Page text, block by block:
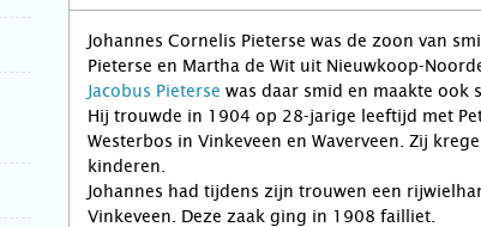
Johannes Cornelis Pieterse was de zoon van
Pieterse en Martha de Wit uit Nieuwkoop-
Jacobus Pieterse was daar smid en maakte ook
Hij trouwde in 1904 op 28-jarige leeftijd met
Westerbos in Vinkeveen en Waverveen. Zij
kinderen.
Johannes had tijdens zijn trouwen een
Vinkeveen. Deze zaak ging in 1908 failliet.